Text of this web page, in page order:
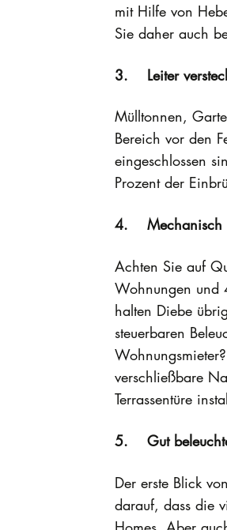
mit Hilfe von
Sie daher auch
3. Leiter
Mülltonnen,
Bereich vor den
eingeschlossen
Prozent der
4. Mechanisch
Achten Sie auf
Wohnungen und
halten Diebe
steuerbaren
verschließbare
Terrassentüre
5. Gut
Der erste Blick
darauf, dass die